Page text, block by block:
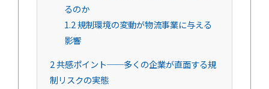
るのか
1.2規制環境の変動が物流事業に与える
影響
2共感ポイント──多くの企業が直面する規
制リスクの実態